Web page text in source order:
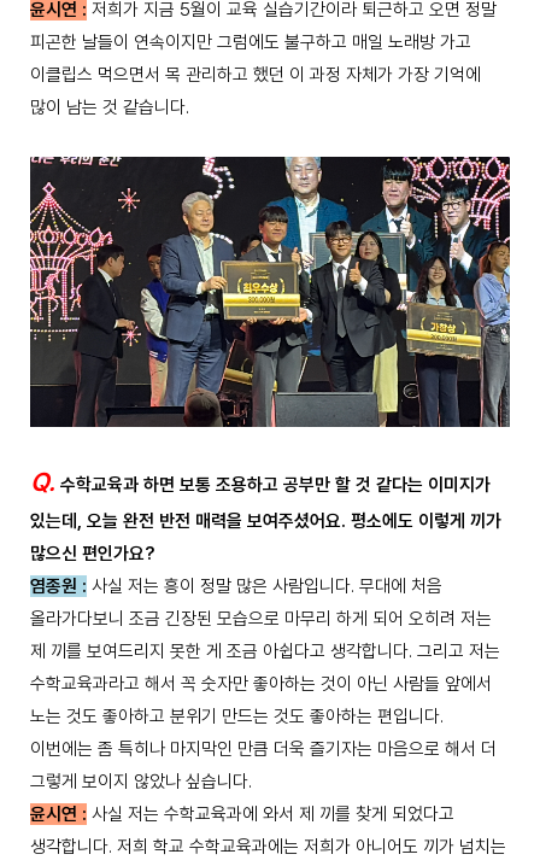
윤시연 : 저희가 지금 5월이 교육 실습기간이라 퇴근하고 오면 정말
피곤한 날들이 연속이지만 그럼에도 불구하고 매일 노래방 가고
이클립스 먹으면서 목 관리하고 했던 이 과정 자체가 가장 기억에
많이 남는 것 같습니다.
Q. 수학교육과 하면 보통 조용하고 공부만 할 것 같다는 이미지가
있는데, 오늘 완전 반전 매력을 보여주셨어요. 평소에도 이렇게 끼가
많으신 편인가요?
염종원 : 사실 저는 흥이 정말 많은 사람입니다. 무대에 처음
올라가다보니 조금 긴장된 모습으로 마무리 하게 되어 오히려 저는
제 끼를 보여드리지 못한 게 조금 아쉽다고 생각합니다. 그리고 저는
수학교육과라고 해서 꼭 숫자만 좋아하는 것이 아닌 사람들 앞에서
노는 것도 좋아하고 분위기 만드는 것도 좋아하는 편입니다.
이번에는 좀 특히나 마지막인 만큼 더욱 즐기자는 마음으로 해서 더
그렇게 보이지 않았나 싶습니다.
윤시연 : 사실 저는 수학교육과에 와서 제 끼를 찾게 되었다고
생각합니다. 저희 학교 수학교육과에는 저희가 아니어도 끼가 넘치는